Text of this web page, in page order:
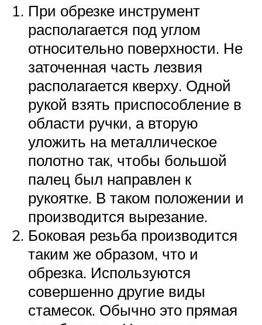
При обрезке инструмент
располагается под углом
относительно поверхности. Не
заточенная часть лезвия
располагается кверху. Одной
рукой взять приспособление в
области ручки, а вторую
уложить на металлическое
полотно так, чтобы большой
палец был направлен к
рукоятке. В таком положении и
производится вырезание.
Боковая резьба производится
таким же образом, что и
обрезка. Используются
совершенно другие виды
стамесок. Обычно это прямая